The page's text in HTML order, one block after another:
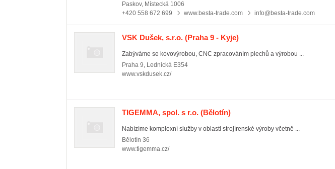
Paskov, Místecká 1006
+420 558 672 699
www.besta-trade.com info@besta-trade.com
VSK Dušek, s.r.o. (Praha 9 - Kyje)
Zabýváme se kovovýrobou, CNC zpracováním plechů a výrobou ...
Praha 9, Lednická E354
www.vskdusek.cz/
TIGEMMA, spol. s r.o. (Bělotín)
Nabízíme komplexní služby v oblasti strojírenské výroby včetně ...
Bělotín 36
www.tigemma.cz/